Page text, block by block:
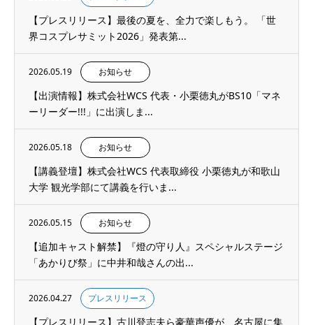
【プレスリリース】最後の夏を、全力で楽しもう。 「世
界コスプレサミット2026」発表第...
2026.05.19 お知らせ
【出演情報】株式会社WCS 代表・小栗徳丸がBS10「マネ
ーリーダー!!!」に出演しま...
2026.05.18 お知らせ
【講義登壇】株式会社WCS 代表取締役 小栗徳丸が和歌山
大学 観光学部にて講義を行いま...
2026.05.15 お知らせ
【追加キャスト解禁】『燈の守り人』スペシャルステージ
「あかりび祭」に中井和哉さんの出...
2026.04.27 プレスリリース
【プレスリリース】古川登志夫ら豪華声優が、名古屋に集